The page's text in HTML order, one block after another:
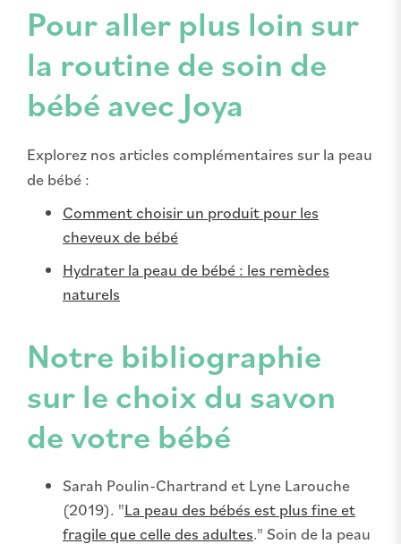
Pour aller plus loin sur
la routine de soin de
bébé avec Joya
Explorez nos articles complémentaires sur la peau
de bébé :
Comment choisir un produit pour les
cheveux de bébé
Hydrater la peau de bébé : les remèdes
naturels
Notre bibliographie
sur le choix du savon
de votre bébé
Sarah Poulin-Chartrand et Lyne Larouche
(2019). "La peau des bébés est plus fine et
fragile que celle des adultes." Soin de la peau